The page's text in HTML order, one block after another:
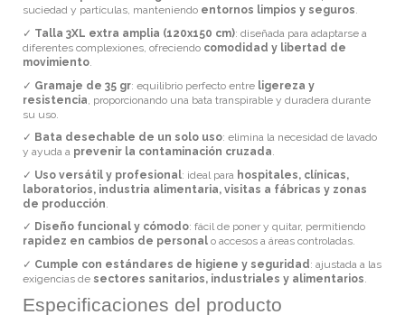
suciedad y partículas, manteniendo entornos limpios y seguros.
✓ Talla 3XL extra amplia (120x150 cm): diseñada para adaptarse a
diferentes complexiones, ofreciendo comodidad y libertad de
movimiento.
✓ Gramaje de 35 gr: equilibrio perfecto entre ligereza y
resistencia , proporcionando una bata transpirable y duradera durante
su uso.
✓ Bata desechable de un solo uso: elimina la necesidad de lavado
y ayuda a prevenir la contaminación cruzada.
✓ Uso versátil y profesional: ideal para hospitales, clínicas,
laboratorios, industria alimentaria, visitas a fábricas y zonas
de producción.
✓ Diseño funcional y cómodo: fácil de poner y quitar, permitiendo
rapidez en cambios de personal o accesos a áreas controladas.
✓ Cumple con estándares de higiene y seguridad: ajustada a las
exigencias de sectores sanitarios, industriales y alimentarios.
Especificaciones del producto